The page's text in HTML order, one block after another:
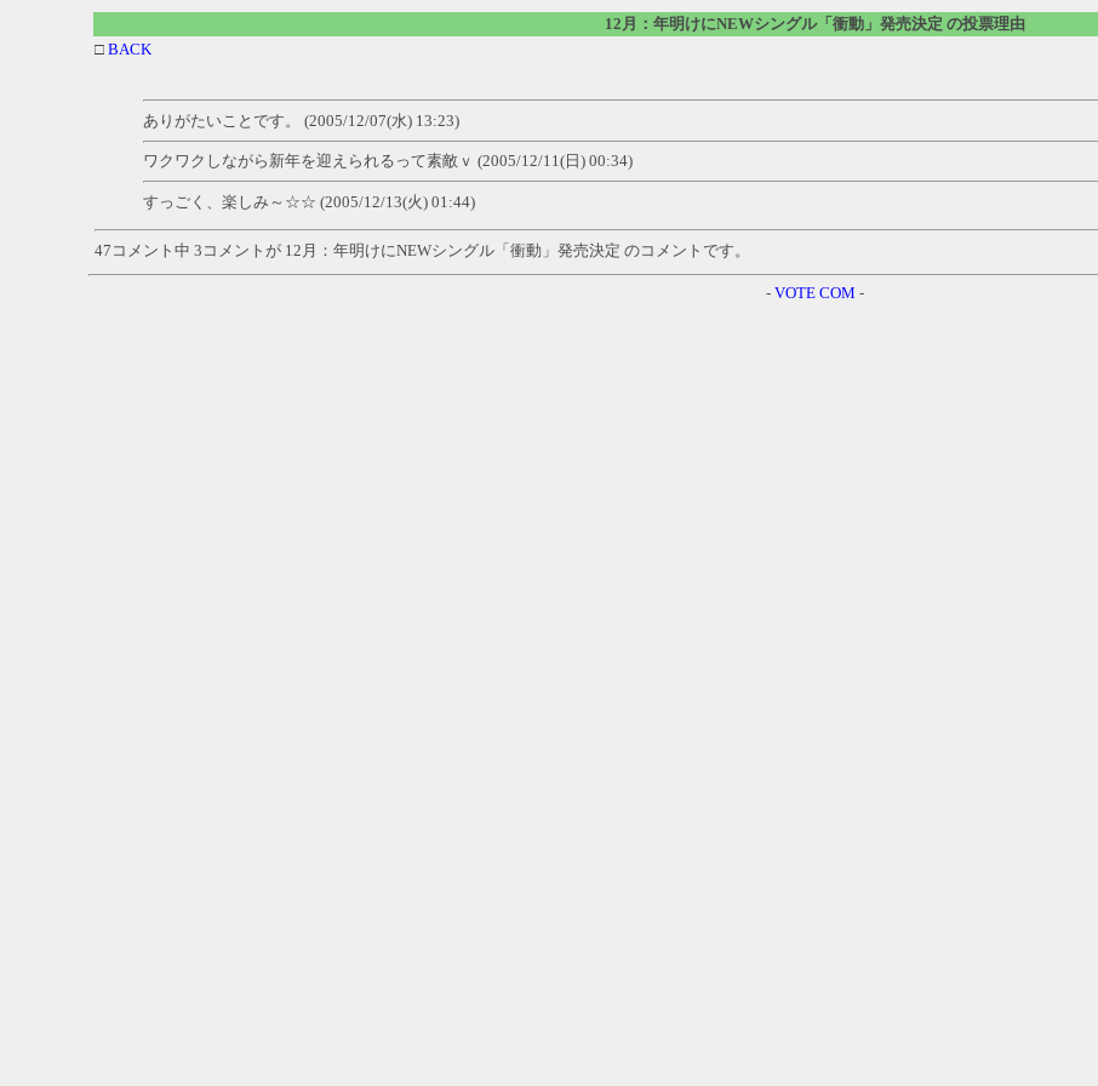
12月：年明けにNEWシングル「衝動」発売決定 の投票理由
□BACK
ありがたいことです。 (2005/12/07(水) 13:23)
ワクワクしながら新年を迎えられるって素敵ｖ (2005/12/11(日) 00:34)
すっごく、楽しみ～☆☆ (2005/12/13(火) 01:44)
47コメント中 3コメントが 12月：年明けにNEWシングル「衝動」発売決定 のコメントです。
- VOTE COM -